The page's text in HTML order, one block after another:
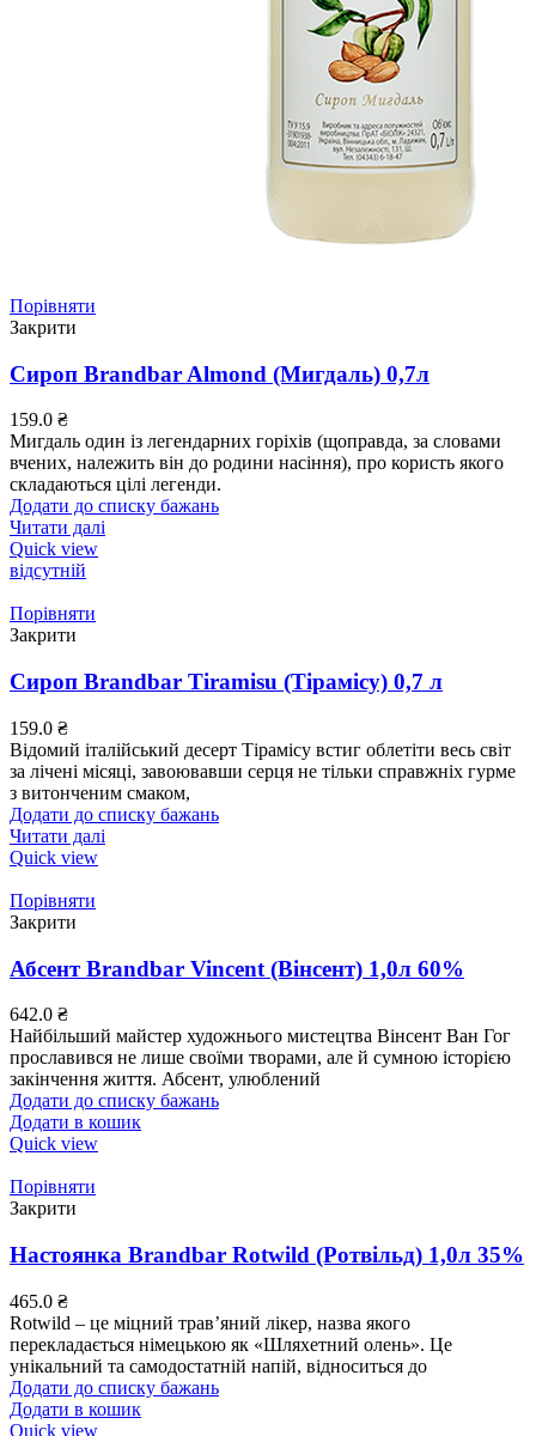
Порівняти
Закрити
Сироп Brandbar Almond (Мигдаль) 0,7л
159.0 ₴
Мигдаль один із легендарних горіхів (щоправда, за словами
вчених, належить він до родини насіння), про користь якого
складаються цілі легенди.
Додати до списку бажань
Читати далі
Quick view
відсутній
Порівняти
Закрити
Сироп Brandbar Tiramisu (Тірамісу) 0,7 л
159.0 ₴
Відомий італійський десерт Тірамісу встиг облетіти весь світ
за лічені місяці, завоювавши серця не тільки справжніх гурме
з витонченим смаком,
Додати до списку бажань
Читати далі
Quick view
Порівняти
Закрити
Абсент Brandbar Vincent (Вінсент) 1,0л 60%
642.0 ₴
Найбільший майстер художнього мистецтва Вінсент Ван Гог
прославився не лише своїми творами, але й сумною історією
закінчення життя. Абсент, улюблений
Додати до списку бажань
Додати в кошик
Quick view
Порівняти
Закрити
Настоянка Brandbar Rotwild (Ротвільд) 1,0л 35%
465.0 ₴
Rotwild – це міцний трав’яний лікер, назва якого
перекладається німецькою як «Шляхетний олень». Це
унікальний та самодостатній напій, відноситься до
Додати до списку бажань
Додати в кошик
Quick view